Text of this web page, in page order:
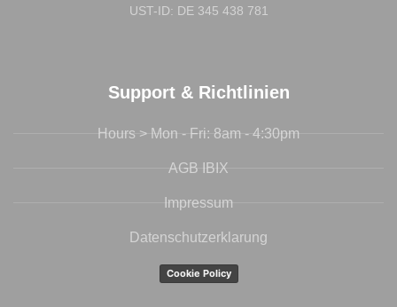
UST-ID: DE 345 438 781
Support & Richtlinien
Hours > Mon - Fri: 8am - 4:30pm
AGB IBIX
Impressum
Datenschutzerklarung
Cookie Policy